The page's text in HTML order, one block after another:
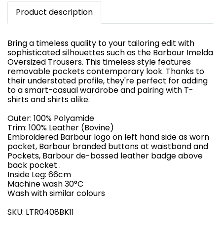
Product description
Bring a timeless quality to your tailoring edit with
sophisticated silhouettes such as the Barbour Imelda
Oversized Trousers. This timeless style features
removable pockets contemporary look. Thanks to
their understated profile, they're perfect for adding
to a smart-casual wardrobe and pairing with T-
shirts and shirts alike.
Outer: 100% Polyamide
Trim: 100% Leather (Bovine)
Embroidered Barbour logo on left hand side as worn
pocket, Barbour branded buttons at waistband and
Pockets, Barbour de-bossed leather badge above
back pocket .
Inside Leg: 66cm
Machine wash 30°C
Wash with similar colours
SKU: LTR0408BK11